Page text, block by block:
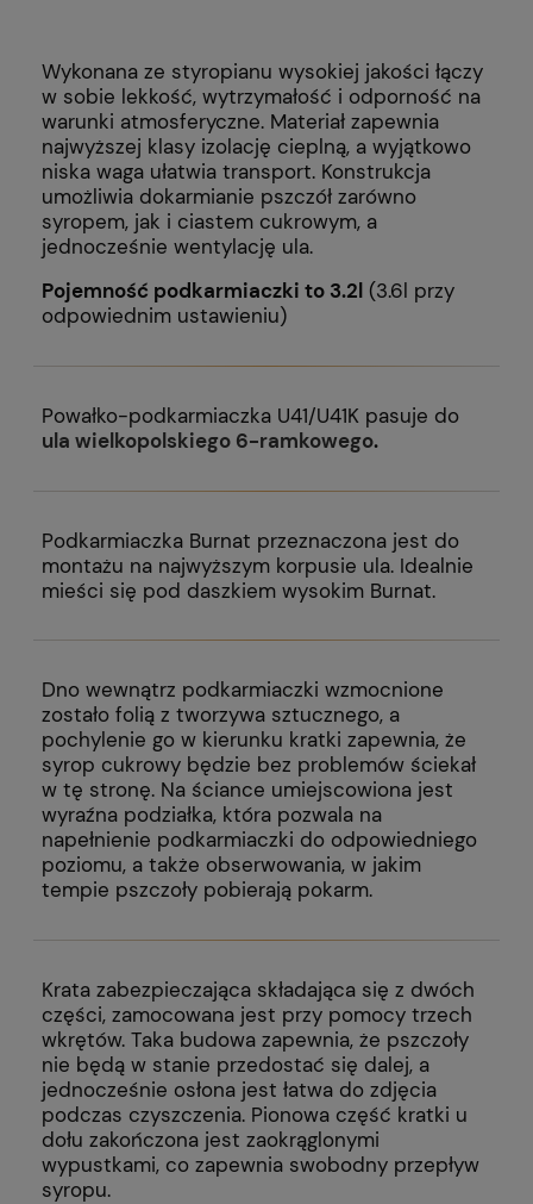
Wykonana ze styropianu wysokiej jakości łączy
w sobie lekkość, wytrzymałość i odporność na
warunki atmosferyczne. Materiał zapewnia
najwyższej klasy izolację cieplną, a wyjątkowo
niska waga ułatwia transport. Konstrukcja
umożliwia dokarmianie pszczół zarówno
syropem, jak i ciastem cukrowym, a
jednocześnie wentylację ula.
Pojemność podkarmiaczki to 3.2l (3.6l przy
odpowiednim ustawieniu)
Powałko-podkarmiaczka U41/U41K pasuje do
ula wielkopolskiego 6-ramkowego.
Podkarmiaczka Burnat przeznaczona jest do
montażu na najwyższym korpusie ula. Idealnie
mieści się pod daszkiem wysokim Burnat.
Dno wewnątrz podkarmiaczki wzmocnione
zostało folią z tworzywa sztucznego, a
pochylenie go w kierunku kratki zapewnia, że
syrop cukrowy będzie bez problemów ściekał
w tę stronę. Na ściance umiejscowiona jest
wyraźna podziałka, która pozwala na
napełnienie podkarmiaczki do odpowiedniego
poziomu, a także obserwowania, w jakim
tempie pszczoły pobierają pokarm.
Krata zabezpieczająca składająca się z dwóch
części, zamocowana jest przy pomocy trzech
wkrętów. Taka budowa zapewnia, że pszczoły
nie będą w stanie przedostać się dalej, a
jednocześnie osłona jest łatwa do zdjęcia
podczas czyszczenia. Pionowa część kratki u
dołu zakończona jest zaokrąglonymi
wypustkami, co zapewnia swobodny przepływ
syropu.